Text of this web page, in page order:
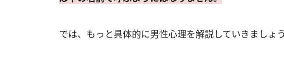
では、もっと具体的に男性心理を解説していきましょう